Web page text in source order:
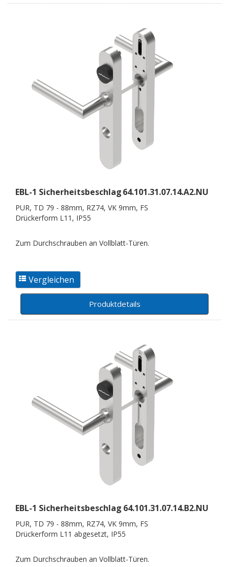
EBL-1 Sicherheitsbeschlag64.101.31.07.14.A2.NU
PUR, TD 79 - 88mm, RZ74, VK 9mm, FS
Drückerform L11, IP55
Zum Durchschrauben an Vollblatt-Türen.
Produktdetails
EBL-1 Sicherheitsbeschlag 64.101.31.07.14.B2.NU
PUR, TD 79 - 88mm, RZ74, VK 9mm, FS
Drückerform L11 abgesetzt, IP55
Zum Durchschrauben an Vollblatt-Türen.